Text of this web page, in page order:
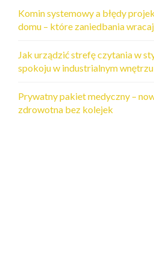
Komin systemowy a błędy
domu – które zaniedbania
Jak urządzić strefę czytania w
spokoju w industrialnym wnętrzu
Prywatny pakiet medyczny –
zdrowotna bez kolejek